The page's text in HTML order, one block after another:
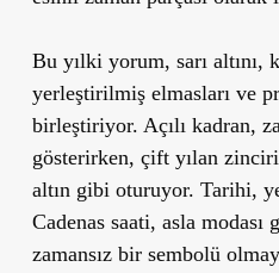
Bu yılki yorum, sarı altını,
yerleştirilmiş elmasları ve
birleştiriyor. Açılı kadran,
gösterirken, çift yılan
altın gibi oturuyor. Tarihi,
Cadenas saati, asla
zamansız bir sembolü